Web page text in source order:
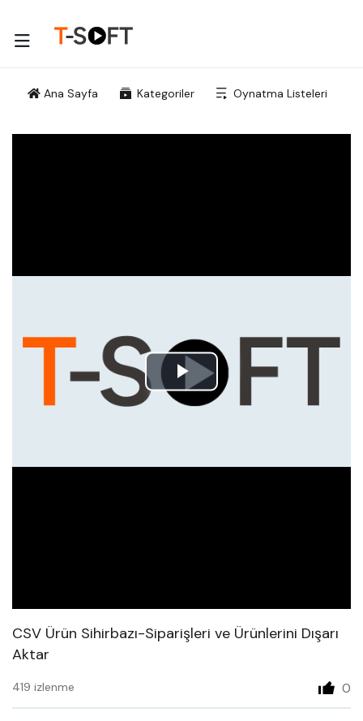
Ana Sayfa Kategoriler Oynatma Listeleri
Play
CSV Ürün Sihirbazı-Siparişleri ve Ürünlerini Dışarı
Aktar
419 izlenme 0